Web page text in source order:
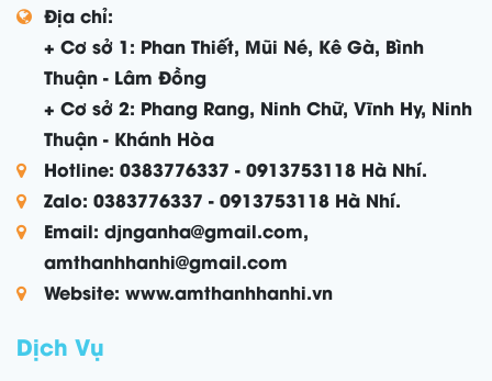
Địa chỉ:
+ Cơ sở 1: Phan Thiết, Mũi Né, Kê Gà, Bình
Thuận - Lâm Đồng
+ Cơ sở 2: Phang Rang, Ninh Chữ, Vĩnh Hy, Ninh
Thuận - Khánh Hòa
Hotline: 0383776337 - 0913753118 Hà Nhí.
Zalo: 0383776337 - 0913753118 Hà Nhí.
Email: djnganha@gmail.com,
amthanhhanhi@gmail.com
Website: www.amthanhhanhi.vn
Dịch Vụ